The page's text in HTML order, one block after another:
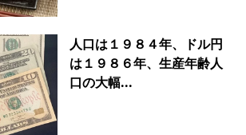
人口は１９８４年、ドル円
は１９８６年、生産年齢人
口の大幅...